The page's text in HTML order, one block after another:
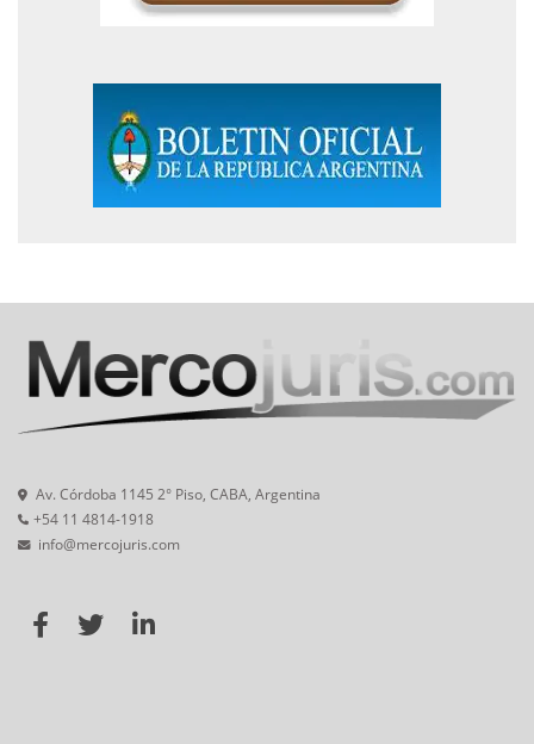
Av. Córdoba 1145 2° Piso, CABA, Argentina
+54 11 4814-1918
info@mercojuris.com